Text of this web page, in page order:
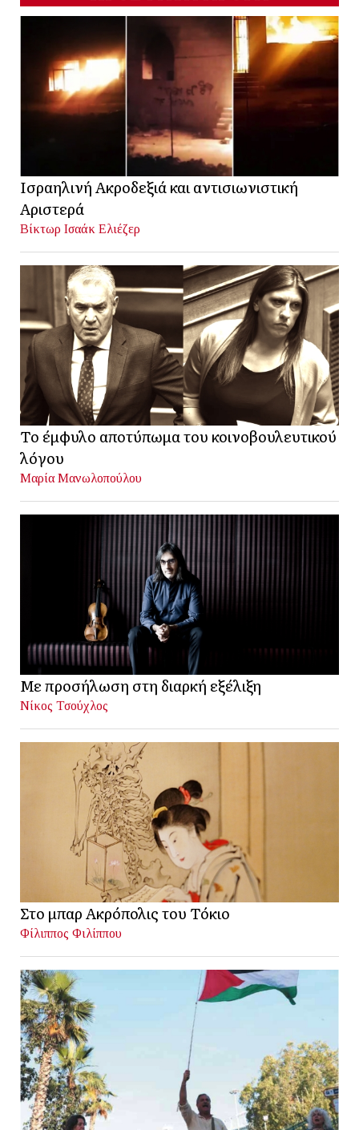
Ισραηλινή Ακροδεξιά και αντισιωνιστική
Αριστερά
Βίκτωρ Ισαάκ Ελιέζερ
Το έμφυλο αποτύπωμα του κοινοβουλευτικού
λόγου
Μαρία Μανωλοπούλου
Με προσήλωση στη διαρκή εξέλιξη
Νίκος Τσούχλος
Στο μπαρ Ακρόπολις του Τόκιο
Φίλιππος Φιλίππου